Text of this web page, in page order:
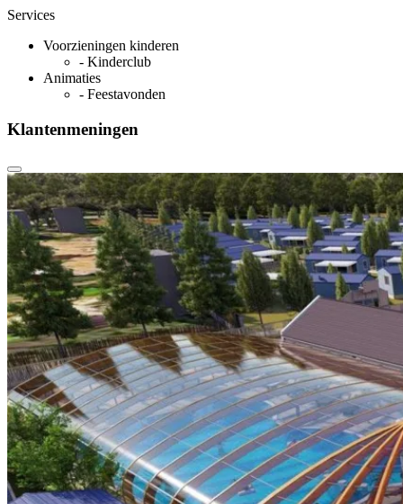
Services
Voorzieningen kinderen
- Kinderclub
Animaties
- Feestavonden
Klantenmeningen